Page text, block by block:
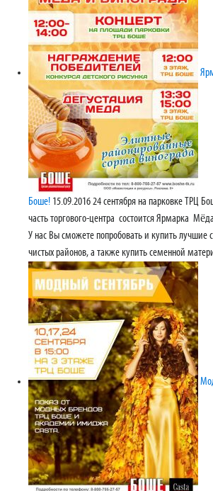
Боше! 15.09.201624 сентября на парковке ТРЦ
часть торгового-центра состоится Ярмарка
У нас Вы сможете попробовать и купить лучшие
чистых районов, а также купить семенной